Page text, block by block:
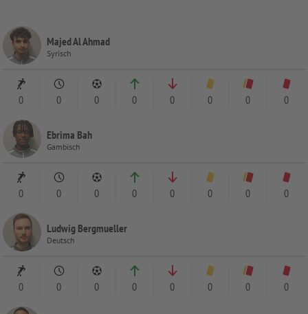
Majed Al Ahmad
Syrisch
0 0 0 0 0 0 0 0
Ebrima Bah
Gambisch
0 0 0 0 0 0 0 0
Ludwig Bergmueller
Deutsch
0 0 0 0 0 0 0 0